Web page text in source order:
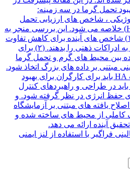
تحمل گرما در سه زمینه:
، شاخص های ارزیابی تحمل
گرما و سازگاری با گرما (HA) خلاصه می شود. این بررسی منجر به
چهار نتیجه گیری می شود: (۱) شاخص های آینده برای کاهش تفاوت
های فردی باید اولویت اصلی به ادراکات ذهنی را بدهند. (۲) برای
بین محیط های گرم و تحمل گرما
مبتنی بر داده های بزرگ اتخاذ شود.
(۳) یک رژیم آموزش مطلوب HA باید برای کارگران برای بهبود
تحمل گرما تعیین شود و HA باید در طراحی و راهبردهای کنترل
حفظ انرژی در نظر گرفته شود. و
اصلاح یافته های مبتنی بر آزمایشگاه
کاملی از محیط های ساخته شده و
آینده ارائه می دهد.
فراگیر با استفاده از لنز ایمنی